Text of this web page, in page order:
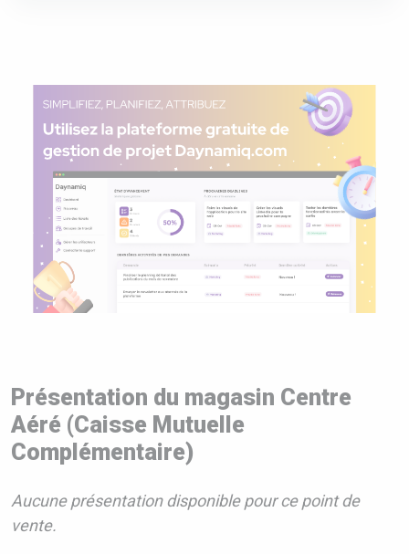
Présentation du magasin Centre
Aéré (Caisse Mutuelle
Complémentaire)
Aucune présentation disponible pour ce point de
vente.